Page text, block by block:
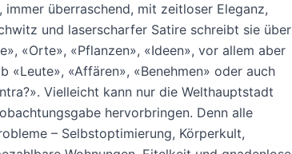
immer überraschend, mit zeitloser Eleganz,
und laserscharfer Satire schreibt sie über
«Orte», «Pflanzen», «Ideen», vor allem aber
«Leute», «Affären», «Benehmen» oder auch
Vielleicht kann nur die Welthauptstadt
hervorbringen. Denn alle
– Selbstoptimierung, Körperkult,